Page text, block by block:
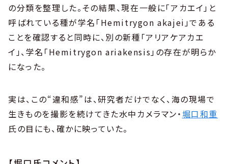
の分類を整理した。その結果、現在一般に「アカエイ」と
呼ばれている種が学名「Hemitrygon akajei」である
ことを確認すると同時に、別の新種「アリアケアカエ
イ」、学名「Hemitrygon ariakensis」の存在が明らか
になった。
実は、この“違和感”は、研究者だけでなく、海の現場で
生きものを撮影を続けてきた水中カメラマン・ 堀口和重
氏の目にも、確かに映っていた。